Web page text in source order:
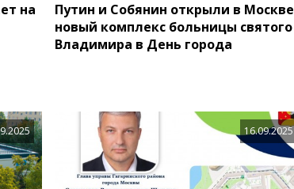
на
Путин и Собянин открыли в Москве
новый комплекс больницы святого
Владимира в День города
16.09.2025